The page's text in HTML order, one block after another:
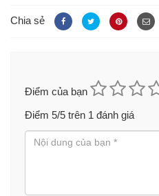
Chia sẻ
Điểm của bạn
Điểm 5/5 trên 1 đánh giá